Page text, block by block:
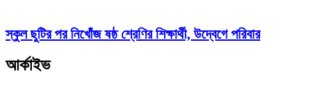
স্কুল ছুটির পর নিখোঁজ ষষ্ঠ শ্রেণির শিক্ষার্থী, উদ্বেগে পরিবার
আর্কাইভ